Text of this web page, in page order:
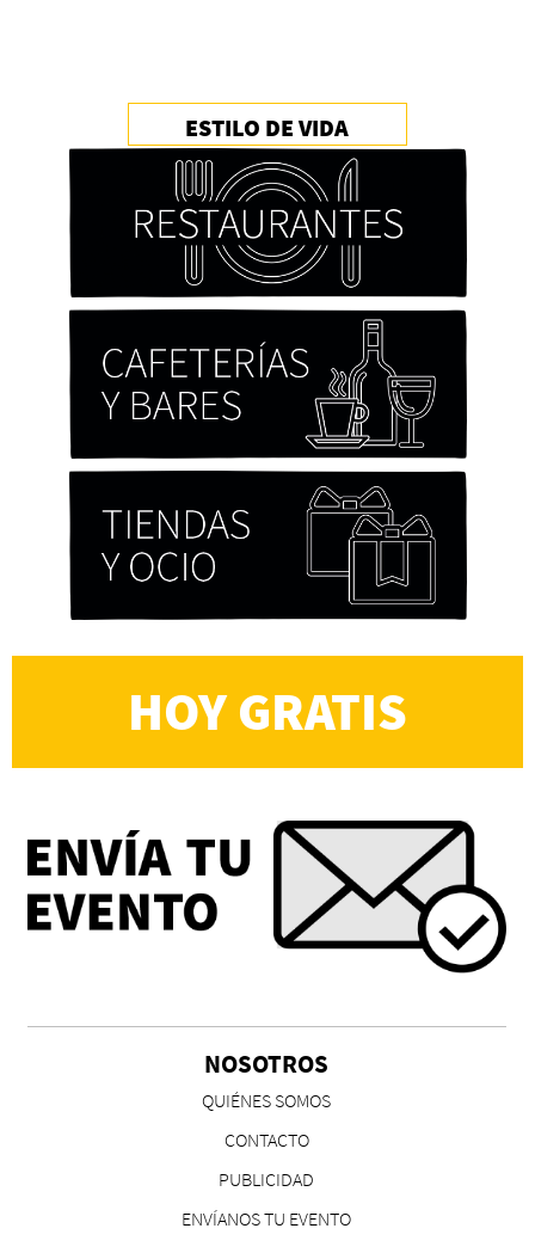
ESTILO DE VIDA
HOY GRATIS
NOSOTROS
QUIÉNES SOMOS
CONTACTO
PUBLICIDAD
ENVÍANOS TU EVENTO